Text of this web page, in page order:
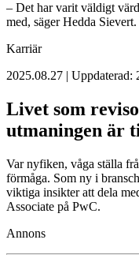
– Det har varit väldigt
med, säger Hedda Sievert.
Karriär
2025.08.27 | Uppdaterad:
Livet som
utmaningen är
Var nyfiken, våga ställa
förmåga. Som ny i
viktiga insikter att dela
Associate på PwC.
Annons